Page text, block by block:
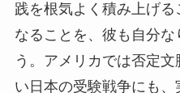
践を根気よく積み上げ
なることを、彼も自分
う。アメリカでは否定
い日本の受験戦争にも